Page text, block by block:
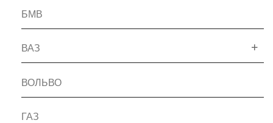
БМВ
ВАЗ
ВОЛЬВО
ГАЗ